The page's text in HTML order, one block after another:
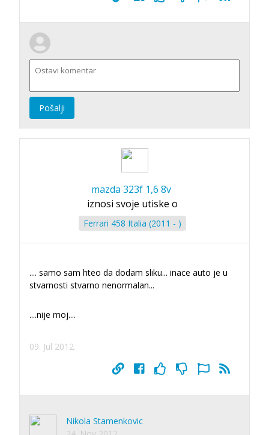
Pošalji
mazda 323f 1,6 8v
iznosi svoje utiske o
Ferrari 458 Italia (2011 - )
.... samo sam hteo da dodam sliku... inace auto je u
stvarnosti stvarno nenormalan...
....nije moj....
09. Jul 2012.
Nikola Stamenkovic